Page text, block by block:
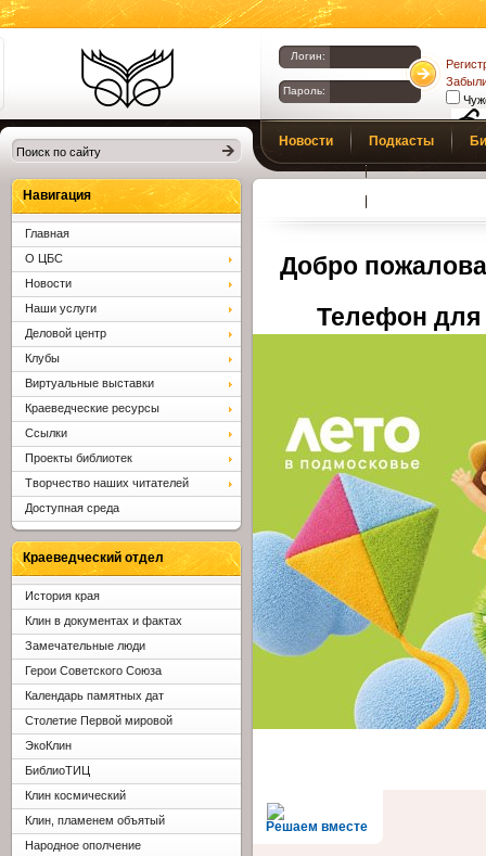
Библиотеки
Клина. Клинская
ЦБС.
Логин:
Пароль:
Новости Подкасты
Добро
Телефон для
Решаем вместе
Навигация
Главная
О ЦБС
Новости
Наши услуги
Деловой центр
Клубы
Виртуальные выставки
Краеведческие ресурсы
Ссылки
Проекты библиотек
Творчество наших читателей
Доступная среда
Краеведческий отдел
История края
Клин в документах и фактах
Замечательные люди
Герои Советского Союза
Календарь памятных дат
Столетие Первой мировой
ЭкоКлин
БиблиоТИЦ
Клин космический
Клин, пламенем объятый
Народное ополчение